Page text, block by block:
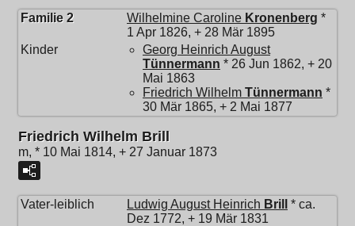
Familie 2 Wilhelmine Caroline Kronenberg *
1 Apr 1826, + 28 Mär 1895
Kinder
Georg Heinrich August
Tünnermann * 26 Jun 1862, + 20
Mai 1863
Friedrich Wilhelm Tünnermann *
30 Mär 1865, + 2 Mai 1877
Friedrich Wilhelm Brill
m, * 10 Mai 1814, + 27 Januar 1873
Vater-leiblich Ludwig August Heinrich Brill
* ca.
Dez 1772, + 19 Mär 1831